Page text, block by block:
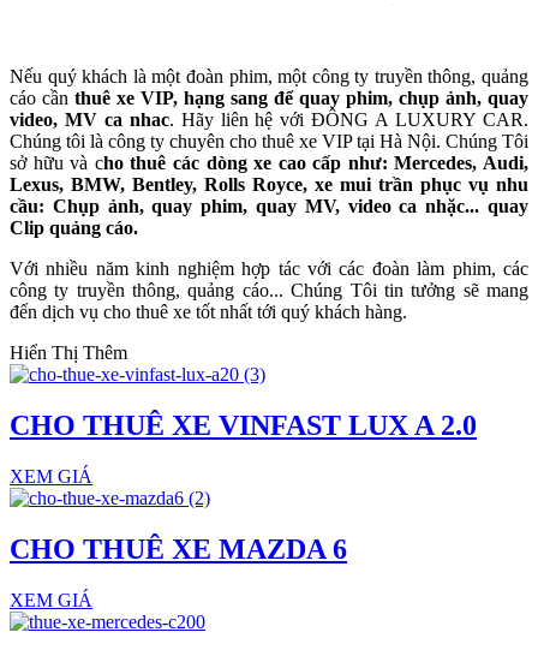
Nếu quý khách là một đoàn phim, một công ty truyền thông, quảng
cáo cần thuê xe VIP, hạng sang để quay phim, chụp ảnh, quay
video, MV ca nhac. Hãy liên hệ với ĐÔNG A LUXURY CAR.
Chúng tôi là công ty chuyên cho thuê xe VIP tại Hà Nội. Chúng Tôi
sở hữu và cho thuê các dòng xe cao cấp như: Mercedes, Audi,
Lexus, BMW, Bentley, Rolls Royce, xe mui trần phục vụ nhu
cầu: Chụp ảnh, quay phim, quay MV, video ca nhặc... quay
Clip quảng cáo.
Với nhiều năm kinh nghiệm hợp tác với các đoàn làm phim, các
công ty truyền thông, quảng cáo... Chúng Tôi tin tưởng sẽ mang
đến dịch vụ cho thuê xe tốt nhất tới quý khách hàng.
Hiển Thị Thêm
CHO THUÊ XE VINFAST LUX A 2.0
XEM GIÁ
CHO THUÊ XE MAZDA 6
XEM GIÁ